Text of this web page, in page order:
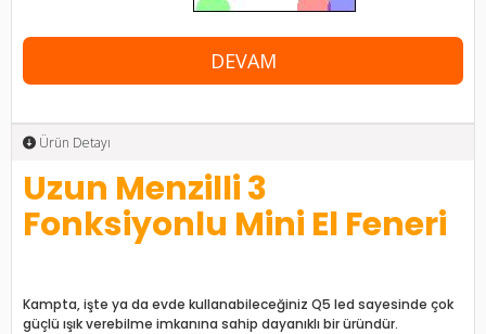
DEVAM
Ürün Detayı
Uzun Menzilli 3
Fonksiyonlu Mini El Feneri
Kampta, işte ya da evde kullanabileceğiniz Q5 led sayesinde çok
güçlü ışık verebilme imkanına sahip dayanıklı bir üründür.